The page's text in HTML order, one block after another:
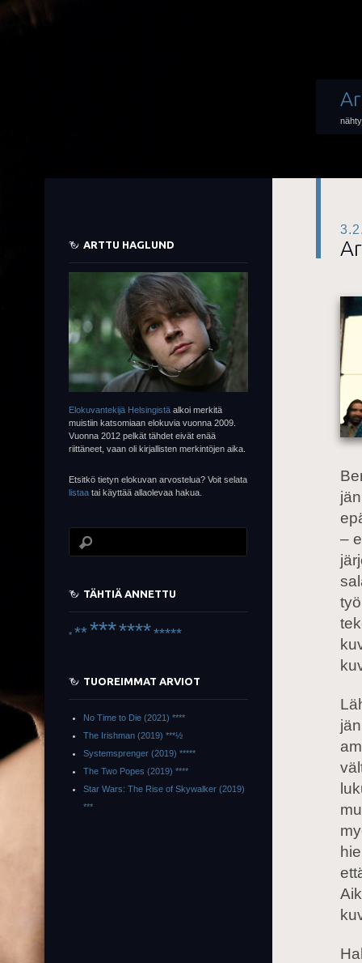
–
ARTTU HAGLUND
Elokuvantekijä Helsingistä alkoi merkitä
muistiin katsomiaan elokuvia vuonna 2009.
Vuonna 2012 pelkät tähdet eivät enää
riittäneet, vaan oli kirjallisten merkintöjen aika.
Etsitkö tietyn elokuvan arvostelua? Voit selata
listaa tai käyttää allaolevaa hakua.
TÄHTIÄ ANNETTU
* **************
TUOREIMMAT ARVIOT
No Time to Die (2021) ****
The Irishman (2019) ***½
Systemsprenger (2019) *****
The Two Popes (2019) ****
Star Wars: The Rise of Skywalker (2019)
***